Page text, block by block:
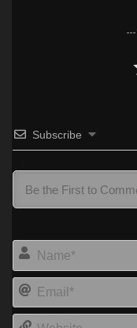
Google Drive
Uptobox
Subscribe